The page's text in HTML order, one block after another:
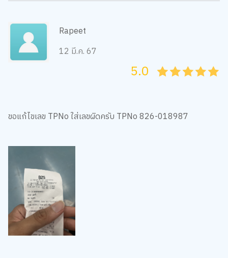
Rapeet
12 มี.ค. 67
45
4
35
3
25
2
15
1
05
5.0
ขอแก้ไขเลข TPNo ใส่เลขผิดครับ TPNo 826-018987